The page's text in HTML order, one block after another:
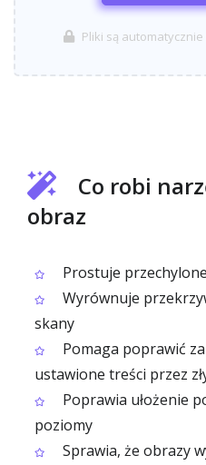
Pliki są
Co robi
obraz
Prostuje
Wyrównuje
skany
Pomaga poprawić
ustawione treści przez
Poprawia ułożenie
poziomy
Sprawia, że obrazy